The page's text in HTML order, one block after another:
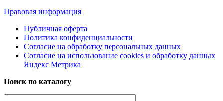
Правовая информация
Публичная оферта
Политика конфиденциальности
Согласие на обработку персональных данных
Согласие на использование сookies и обработку данных
Яндекс Метрика
Поиск по каталогу